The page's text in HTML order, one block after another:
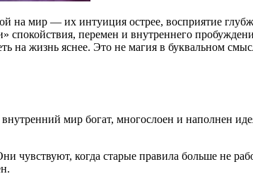
на мир — их интуиция острее, восприятие
спокойствия, перемен и внутреннего
на жизнь яснее. Это не магия в буквальном
мир богат, многослоен и наполнен
когда старые правила больше не